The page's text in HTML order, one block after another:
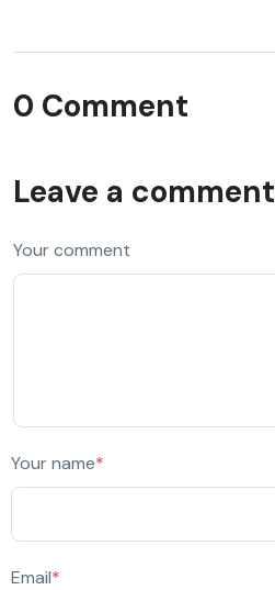
0 Comment
Leave a comment
Your comment
Your name*
Email*